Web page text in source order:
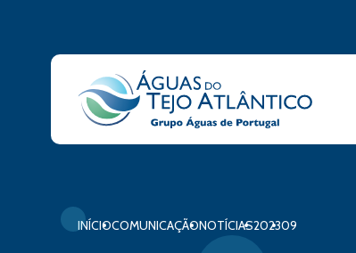
INÍCIOCOMUNICAÇÃONOTÍCIAS202309